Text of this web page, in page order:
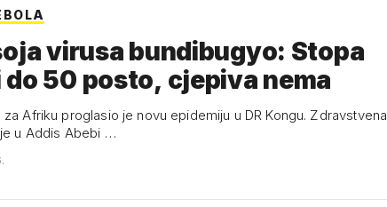
virusa bundibugyo: Stopa
50 posto, cjepiva nema
za Afriku proglasio je novu epidemiju u DR Kongu. Zdravstvena
u Addis Abebi …